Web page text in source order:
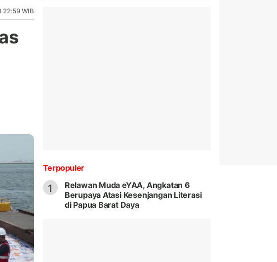
22:59 WIB
Terpopuler
1
Relawan Muda eYAA, Angkatan 6
Berupaya Atasi Kesenjangan Literasi
di Papua Barat Daya